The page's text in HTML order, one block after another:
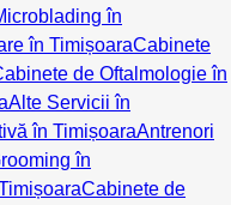
în
în TimișoaraCabinete
de Oftalmologie în
Alte Servicii în
în TimișoaraAntrenori
în
Cabinete de